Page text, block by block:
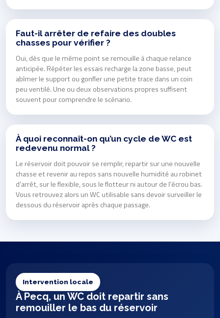
Faut-il arrêter de refaire des doubles
chasses pour vérifier ?
Oui, dès que le même point se remouille à chaque relance
anticipée. Répéter les essais recharge la zone basse, peut
abîmer le support ou gonfler une petite trace dans un coin
peu ventilé. Une ou deux observations propres suffisent
souvent pour comprendre le scénario.
À quoi reconnaît-on qu’un cycle de WC est
redevenu normal ?
Le réservoir doit pouvoir se remplir, repartir sur une nouvelle
chasse et revenir au repos sans nouvelle humidité au robinet
d’arrêt, sur le flexible, sous le flotteur ni autour de l’écrou bas.
Vous retrouvez alors un WC utilisable sans devoir surveiller le
dessous du réservoir après chaque passage.
Intervention locale
À Pecq, un WC doit repartir sans
remouiller le bas du réservoir